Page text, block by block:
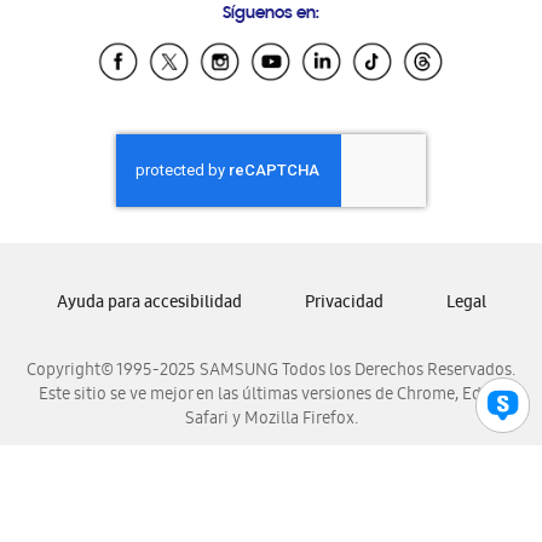
Samsung Ecuador
Samsung El Salvador
Samsung Honduras
Samsung Nicaragua
Samsung Panamá
Samsung Venezuela
Síguenos en:
Copyright© 1995-2025 SAMSUNG Todos los Derechos Reservados.
Este sitio se ve mejor en las últimas versiones de Chrome, Edge,
Safari y Mozilla Firefox.
Ayuda para accesibilidad Privacidad Legal